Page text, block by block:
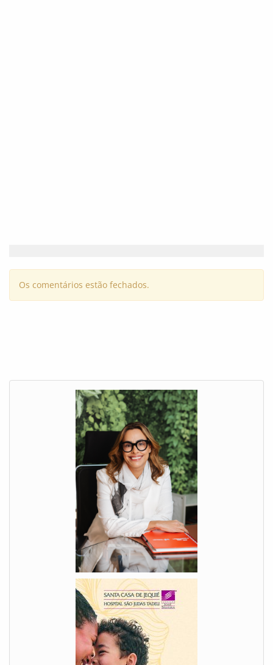
Os comentários estão fechados.